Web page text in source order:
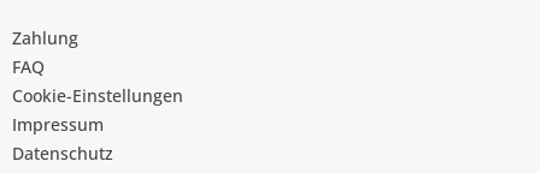
Zahlung
FAQ
Cookie-Einstellungen
Impressum
Datenschutz